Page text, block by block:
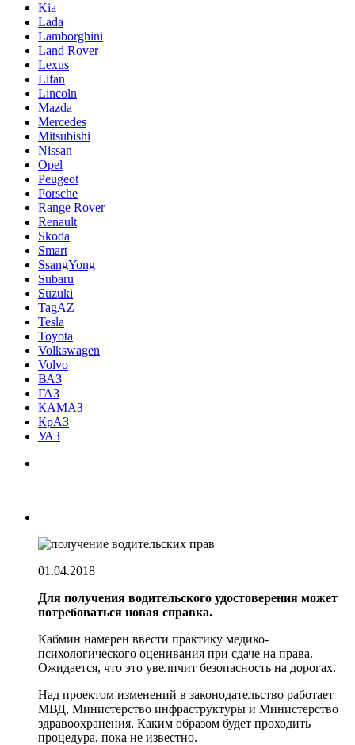
Kia
Lada
Lamborghini
Land Rover
Lexus
Lifan
Lincoln
Mazda
Mercedes
Mitsubishi
Nissan
Opel
Peugeot
Porsche
Range Rover
Renault
Skoda
Smart
SsangYong
Subaru
Suzuki
TagAZ
Tesla
Toyota
Volkswagen
Volvo
ВАЗ
ГАЗ
КАМАЗ
КрАЗ
УАЗ
01.04.2018
Для получения водительского удостоверения может
потребоваться новая справка.
Кабмин намерен ввести практику медико-
психологического оценивания при сдаче на права.
Ожидается, что это увеличит безопасность на дорогах.
Над проектом изменений в законодательство работает
МВД, Министерство инфраструктуры и Министерство
здравоохранения. Каким образом будет проходить
процедура, пока не известно.